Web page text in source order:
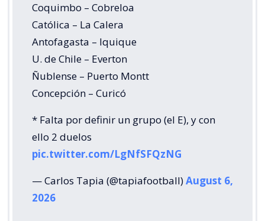
Coquimbo – Cobreloa
Católica – La Calera
Antofagasta – Iquique
U. de Chile – Everton
Ñublense – Puerto Montt
Concepción – Curicó
* Falta por definir un grupo (el E), y con
ello 2 duelos
pic.twitter.com/LgNfSFQzNG
— Carlos Tapia (@tapiafootball)August 6,
2026